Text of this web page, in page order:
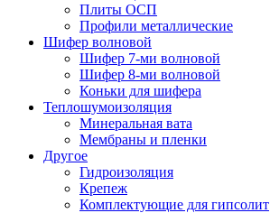
Плиты ОСП
Профили металлические
Шифер волновой
Шифер 7-ми волновой
Шифер 8-ми волновой
Коньки для шифера
Теплошумоизоляция
Минеральная вата
Мембраны и пленки
Другое
Гидроизоляция
Крепеж
Комплектующие для гипсолит